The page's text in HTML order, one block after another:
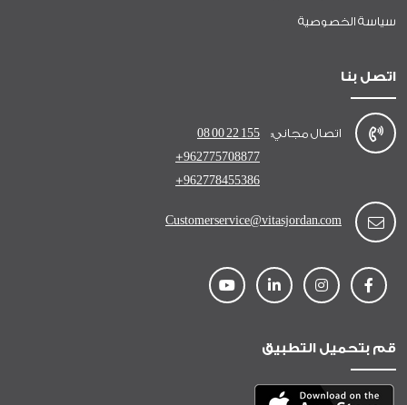
سياسة الخصوصية
اتصل بنا
اتصال مجاني:
08 00 22 155
+962775708877
+962778455386
Customerservice@vitasjordan.com
قم بتحميل التطبيق